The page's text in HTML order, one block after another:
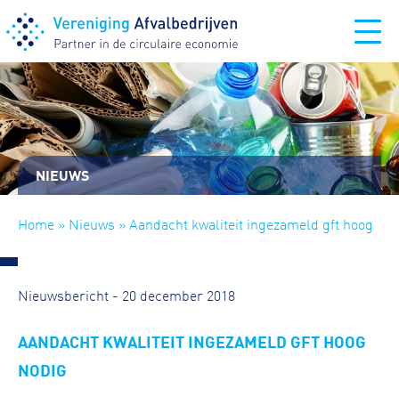
NIEUWS
Home » Nieuws » Aandacht kwaliteit ingezameld gft hoog
Nieuwsbericht - 20 december 2018
AANDACHT KWALITEIT INGEZAMELD GFT HOOG
NODIG